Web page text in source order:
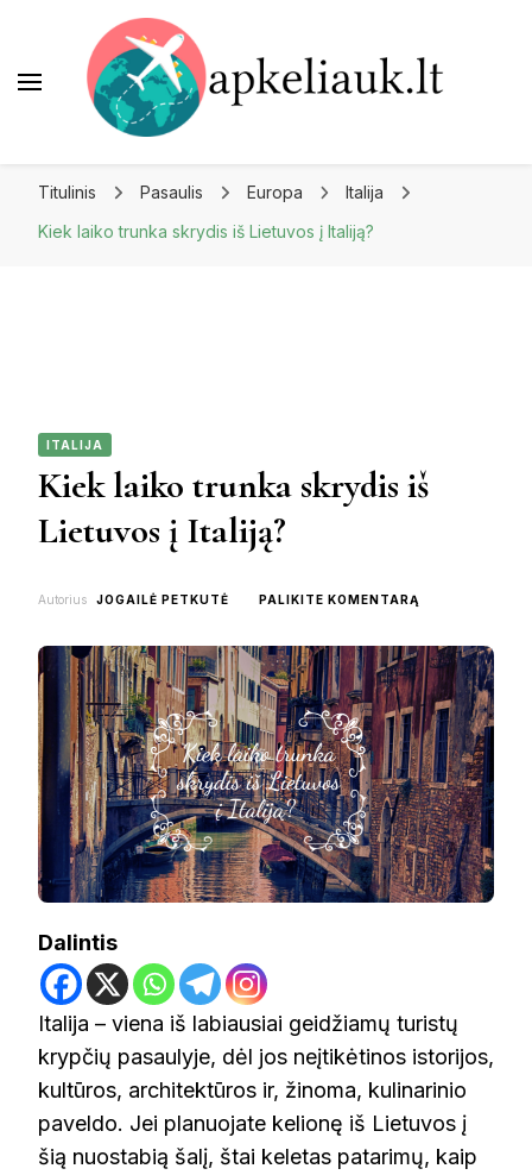
Titulinis Pasaulis Europa
Italija
Kiek laiko trunka skrydis iš Lietuvos į Italiją?
ITALIJA
Kiek laiko trunka skrydis iš
Lietuvos į Italiją?
Autorius JOGAILĖ PETKUTĖ PALIKITE KOMENTARĄ
TRUNKA
SKRYDIS
IŠ
LIETUVOS
Į
ITALIJĄ?
Dalintis
Italija – viena iš labiausiai geidžiamų turistų
krypčių pasaulyje, dėl jos neįtikėtinos istorijos,
kultūros, architektūros ir, žinoma, kulinarinio
paveldo. Jei planuojate kelionę iš Lietuvos į
šią nuostabią šalį, štai keletas patarimų, kaip